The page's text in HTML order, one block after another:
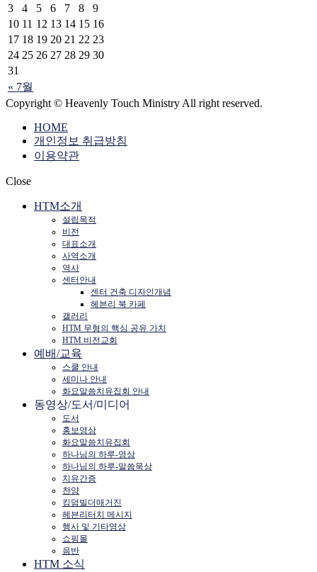
« 7월
3
4 5 6 7 8
9
10 11 12 13 14 15 16
17 18 19 20 21 22 23
24 25 26 27 28 29 30
31
Copyright © Heavenly Touch Ministry All right reserved.
HOME
개인정보 취급방침
이용약관
Close
HTM소개
설립목적
비전
대표소개
사역소개
역사
센터안내
센터 건축 디자인개념
헤븐리 북 카페
갤러리
HTM 무형의 핵심 공유 가치
HTM 비전교회
예배/교육
스쿨 안내
세미나 안내
화요말씀치유집회 안내
동영상/도서/미디어
도서
홍보영상
화요말씀치유집회
하나님의 하루-영상
하나님의 하루-말씀묵상
치유간증
찬양
킹덤빌더매거진
헤븐리터치 메시지
행사 및 기타영상
쇼핑몰
음반
HTM 소식